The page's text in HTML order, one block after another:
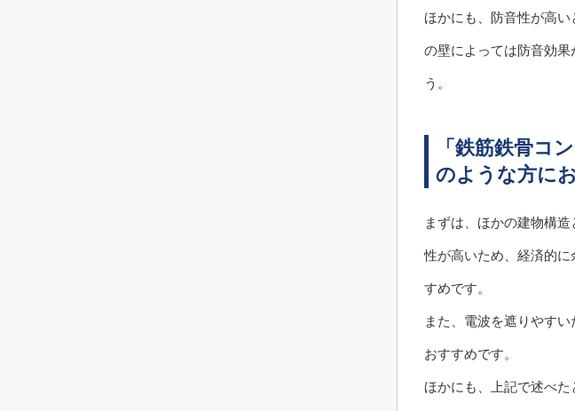
ほかにも、防音性が高
の壁によっては防音効果
う。
「鉄筋鉄骨コ
のような方に
まずは、ほかの建物構
性が高いため、経済的
すめです。
また、電波を遮りやす
おすすめです。
ほかにも、上記で述べ